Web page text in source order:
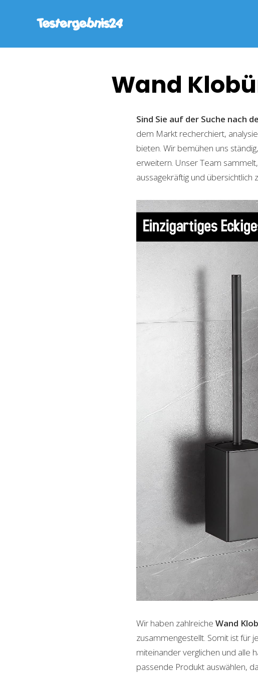
Wand
Sind Sie auf der Suche nach
dem Markt recherchiert,
bieten. Wir bemühen uns
erweitern. Unser Team
aussagekräftig und übersichtlich
Wir haben zahlreiche Wand
zusammengestellt. Somit ist für
miteinander verglichen und alle
passende Produkt auswählen,